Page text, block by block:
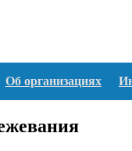
Об организациях